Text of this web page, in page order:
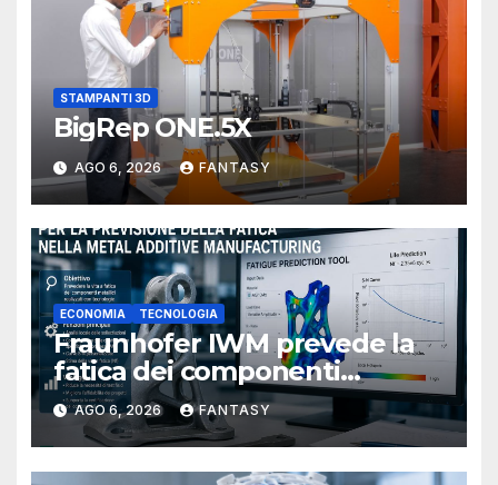
STAMPANTI 3D
BigRep ONE.5X
AGO 6, 2026 FANTASY
ECONOMIA TECNOLOGIA
Fraunhofer IWM prevede la
fatica dei componenti
metallici stampati in 3D
AGO 6, 2026 FANTASY